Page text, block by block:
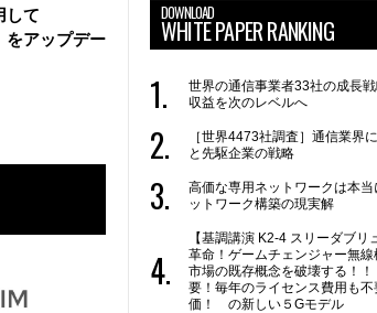
して
をアップデー
DOWNLOAD
WHITE PAPER RANKING
世界の通信事業者33社の成長
収益を次のレベルへ
［世界4473社調査］通信業界
と先駆企業の戦略
高価な専用ネットワークは本当
ットワーク構築の現実解
【基調講演 K2-4 スリーダブリ
革命！ゲームチェンジャー無
市場の既存概念を破壊する！
要！毎年のライセンス費用も
価！ の新しい５Gモデル